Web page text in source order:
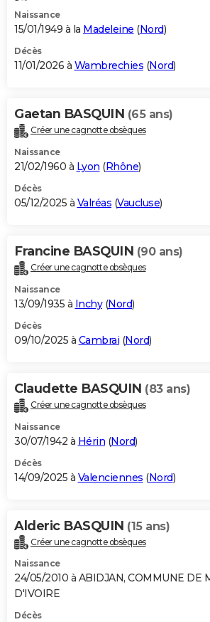
Naissance
15/01/1949 à la Madeleine (Nord)
Décès
11/01/2026 à Wambrechies (Nord)
Gaetan BASQUIN (65 ans)
Créer une cagnotte obsèques
Naissance
21/02/1960 à Lyon (Rhône)
Décès
05/12/2025 à Valréas (Vaucluse)
Francine BASQUIN (90 ans)
Créer une cagnotte obsèques
Naissance
13/09/1935 à Inchy(Nord)
Décès
09/10/2025 à Cambrai (Nord)
Claudette BASQUIN (83 ans)
Créer une cagnotte obsèques
Naissance
30/07/1942 à Hérin (Nord)
Décès
14/09/2025 à Valenciennes (Nord)
Alderic BASQUIN (15 ans)
Créer une cagnotte obsèques
Naissance
24/05/2010 à ABIDJAN, COMMUNE DE
D'IVOIRE
Décès